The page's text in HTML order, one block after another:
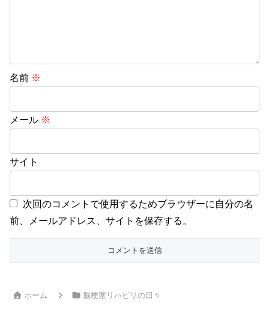
名前 ※
メール ※
サイト
次回のコメントで使用するためブラウザーに自分の名
前、メールアドレス、サイトを保存する。
ホーム 脳梗塞リハビリの日々